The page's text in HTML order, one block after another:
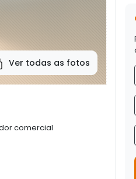
Ver todas as fotos
comercial